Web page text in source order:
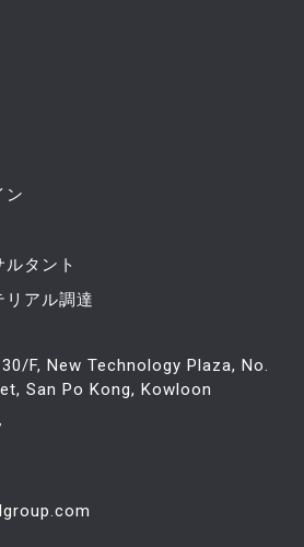
ン
タント
リアル調達
F, New Technology Plaza, No.
San Po Kong, Kowloon